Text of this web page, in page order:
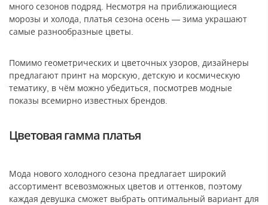
много сезонов подряд. Несмотря на приближающиеся
морозы и холода, платья сезона осень — зима украшают
самые разнообразные цветы.
Помимо геометрических и цветочных узоров, дизайнеры
предлагают принт на морскую, детскую и космическую
тематику, в чём можно убедиться, посмотрев модные
показы всемирно известных брендов.
Цветовая гамма платья
Мода нового холодного сезона предлагает широкий
ассортимент всевозможных цветов и оттенков, поэтому
каждая девушка сможет выбрать оптимальный вариант для